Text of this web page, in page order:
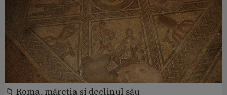
📁 Roma, măreţia şi declinul său